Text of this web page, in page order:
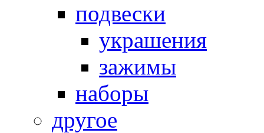
подвески
украшения
зажимы
наборы
другое